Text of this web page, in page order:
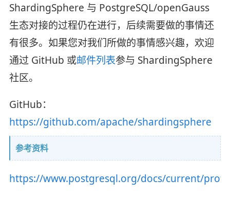
ShardingSphere 与 PostgreSQL/openGauss
生态对接的过程仍在进行，后续需要做的事情还
有很多。如果您对我们所做的事情感兴趣，欢迎
通过 GitHub 或邮件列表参与 ShardingSphere
社区。
GitHub：
https://github.com/apache/shardingsphere
参考资料
https://www.postgresql.org/docs/current/